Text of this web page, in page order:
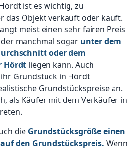
ist es wichtig, zu
das Objekt verkauft oder kauft.
meist einen sehr fairen Preis
manchmal sogar unter dem
oder dem
Hördt liegen kann. Auch
Grundstück in Hördt
Grundstückspreise an.
als Käufer mit dem Verkäufer in
die Grundstücksgröße einen
den Grundstückspreis. Wenn